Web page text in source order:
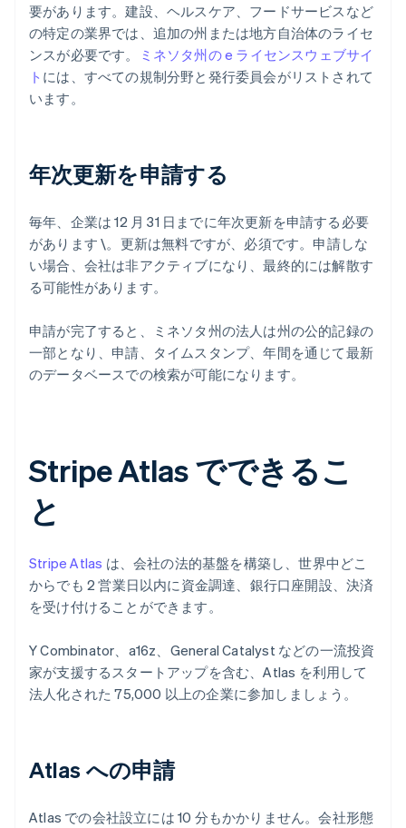
要があります。建設、ヘルスケア、フードサービスなど
の特定の業界では、追加の州または地方自治体のライセ
ンスが必要です。
ミネソタ州の e ライセンスウェブサイ
ト には、すべての規制分野と発行委員会がリストされて
います。
年次更新を申請する
毎年、企業は 12 月 31 日までに年次更新を申請する必要
があります \。更新は無料ですが、必須です。申請しな
い場合、会社は非アクティブになり、最終的には解散す
る可能性があります。
申請が完了すると、ミネソタ州の法人は州の公的記録の
一部となり、申請、タイムスタンプ、年間を通じて最新
のデータベースでの検索が可能になります。
Stripe Atlas でできるこ
と
Stripe Atlas は、会社の法的基盤を構築し、世界中どこ
からでも 2 営業日以内に資金調達、銀行口座開設、決済
を受け付けることができます。
Y Combinator、a16z、General Catalyst などの一流投資
家が支援するスタートアップを含む、Atlas を利用して
法人化された 75,000 以上の企業に参加しましょう。
Atlas への申請
Atlas での会社設立には 10 分もかかりません。会社形態